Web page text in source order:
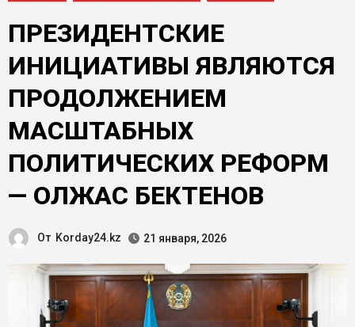
ПРЕЗИДЕНТСКИЕ
ИНИЦИАТИВЫ ЯВЛЯЮТСЯ
ПРОДОЛЖЕНИЕМ
МАСШТАБНЫХ
ПОЛИТИЧЕСКИХ РЕФОРМ
— ОЛЖАС БЕКТЕНОВ
От Korday24.kz 21 января, 2026